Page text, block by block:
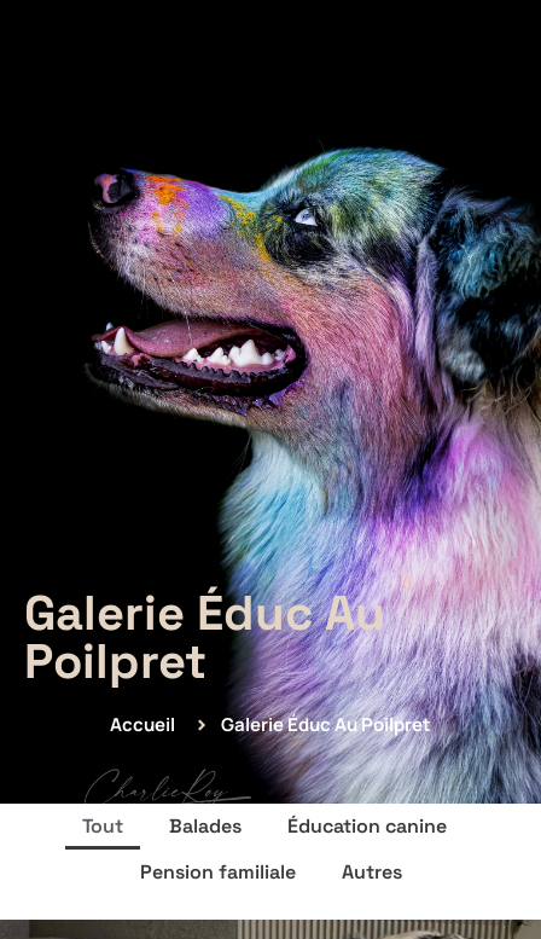
Galerie Éduc Au
Poilpret
Accueil Galerie Éduc Au Poilpret
Tout Balades
Éducation canine
Pension familiale
Autres